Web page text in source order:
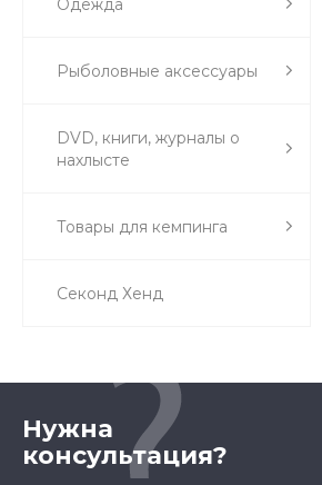
Одежда
Рыболовные аксессуары
DVD, книги, журналы о
нахлысте
Товары для кемпинга
Секонд Хенд
Нужна
консультация?